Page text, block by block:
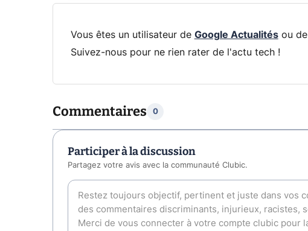
Vous êtes un utilisateur de Google Actualitésou de
Suivez-nous pour ne rien rater de l'actu tech !
Commentaires 0
Participer à la discussion
Partagez votre avis avec la communauté Clubic.